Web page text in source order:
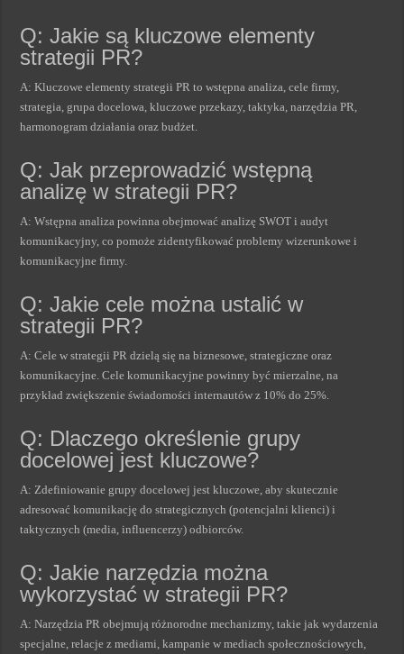
Q: Jakie są kluczowe elementy
strategii PR?
A: Kluczowe elementy strategii PR to wstępna analiza, cele firmy,
strategia, grupa docelowa, kluczowe przekazy, taktyka, narzędzia PR,
harmonogram działania oraz budżet.
Q: Jak przeprowadzić wstępną
analizę w strategii PR?
A: Wstępna analiza powinna obejmować analizę SWOT i audyt
komunikacyjny, co pomoże zidentyfikować problemy wizerunkowe i
komunikacyjne firmy.
Q: Jakie cele można ustalić w
strategii PR?
A: Cele w strategii PR dzielą się na biznesowe, strategiczne oraz
komunikacyjne. Cele komunikacyjne powinny być mierzalne, na
przykład zwiększenie świadomości internautów z 10% do 25%.
Q: Dlaczego określenie grupy
docelowej jest kluczowe?
A: Zdefiniowanie grupy docelowej jest kluczowe, aby skutecznie
adresować komunikację do strategicznych (potencjalni klienci) i
taktycznych (media, influencerzy) odbiorców.
Q: Jakie narzędzia można
wykorzystać w strategii PR?
A: Narzędzia PR obejmują różnorodne mechanizmy, takie jak wydarzenia
specjalne, relacje z mediami, kampanie w mediach społecznościowych,